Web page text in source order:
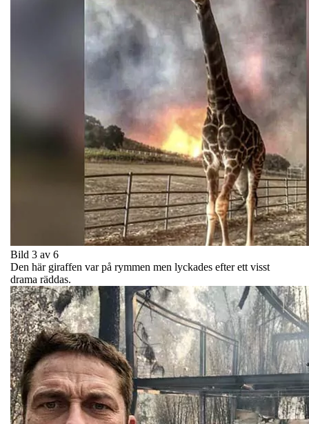
Bild 3 av 6
Den här giraffen var på rymmen men lyckades efter ett visst
drama räddas.